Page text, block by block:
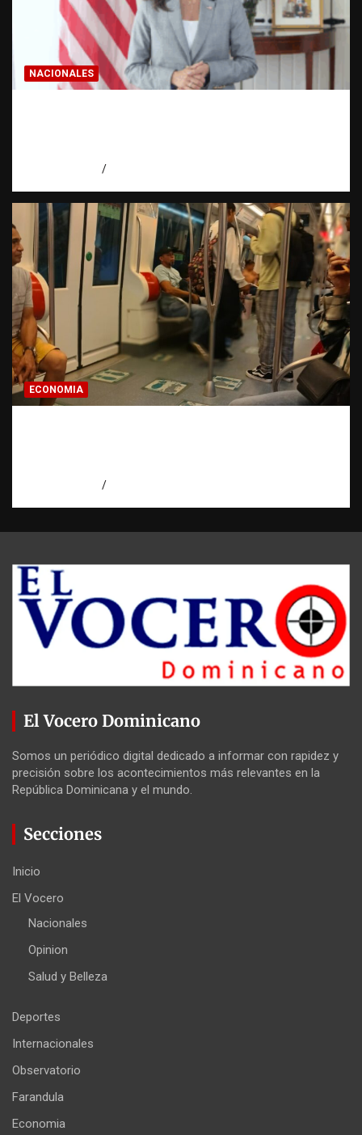
NACIONALES
ECONOMIA
El Vocero Dominicano
Somos un periódico digital dedicado a informar con rapidez y
precisión sobre los acontecimientos más relevantes en la
República Dominicana y el mundo.
Secciones
Inicio
El Vocero
Nacionales
Opinion
Salud y Belleza
Deportes
Internacionales
Observatorio
Farandula
Economia